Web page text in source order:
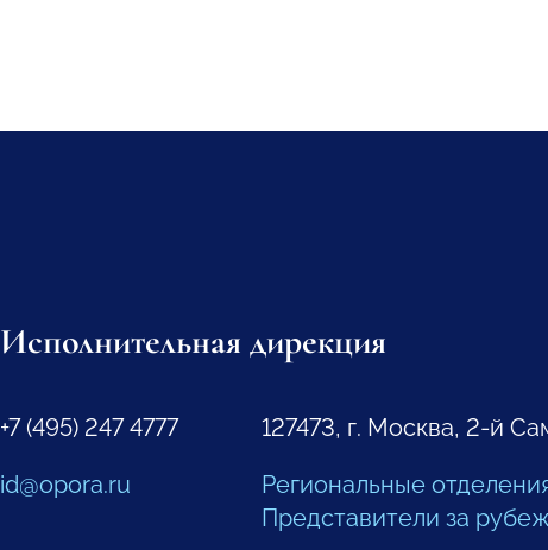
Исполнительная дирекция
+7 (495) 247 4777
id@opora.ru
127473, г. Москва, 2-й
Региональные
Представители за